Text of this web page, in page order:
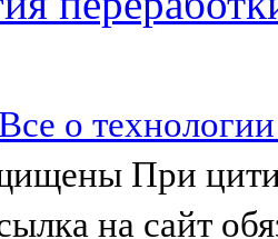
Все о
При
на сайт